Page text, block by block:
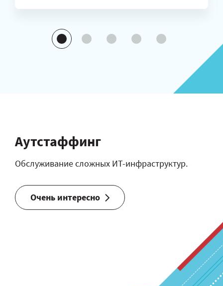
Аутстаффинг
Обслуживание сложных ИТ-инфраструктур.
Очень интересно